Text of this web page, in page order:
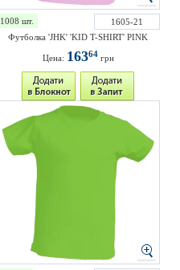
1008 шт.
1605-21
Футболка 'JHK' 'KID T-SHIRT' PINK
Цена: 16364грн